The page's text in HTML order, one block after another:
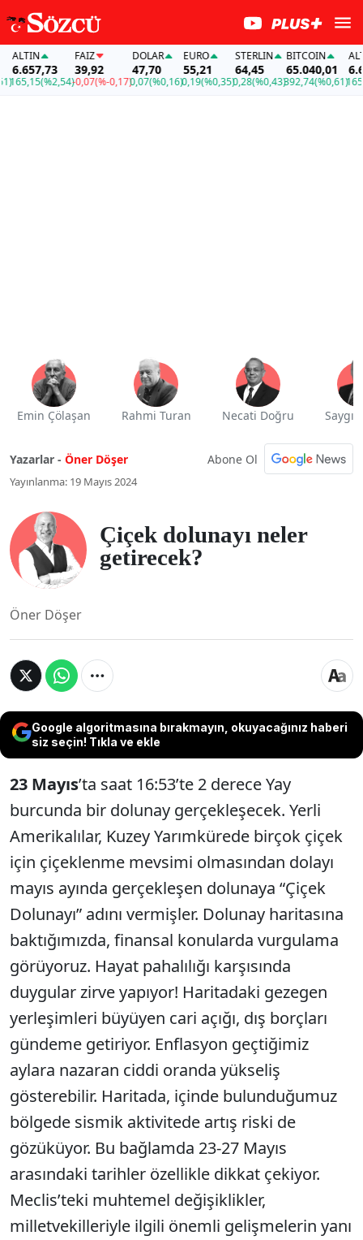
(%2,54)
39,92
-0,07(%-0,17)
DOLAR
47,70
0,07(%0,16)
EURO
55,21
0,19(%0,35)
STERLIN
64,45
0,28(%0,43)
BITCOIN
65.040,01
392,74(%0,61)
ALTIN
165,15
Emin Çölaşan Rahmi Turan Necati Doğru Saygı
Yazarlar - Öner Döşer Abone Ol
Yayınlanma: 19 Mayıs 2024
Çiçek dolunayı neler
getirecek?
Öner Döşer
Google algoritmasına bırakmayın, okuyacağınız haberi
siz seçin! Tıkla ve ekle
23 Mayıs’ta saat 16:53’te 2 derece Yay
burcunda bir dolunay gerçekleşecek. Yerli
Amerikalılar, Kuzey Yarımkürede birçok çiçek
için çiçeklenme mevsimi olmasından dolayı
mayıs ayında gerçekleşen dolunaya “Çiçek
Dolunayı” adını vermişler. Dolunay haritasına
baktığımızda, finansal konularda vurgulama
görüyoruz. Hayat pahalılığı karşısında
duygular zirve yapıyor! Haritadaki gezegen
yerleşimleri büyüyen cari açığı, dış borçları
gündeme getiriyor. Enflasyon geçtiğimiz
aylara nazaran ciddi oranda yükseliş
gösterebilir. Haritada, içinde bulunduğumuz
bölgede sismik aktivitede artış riski de
gözüküyor. Bu bağlamda 23-27 Mayıs
arasındaki tarihler özellikle dikkat çekiyor.
Meclis’teki muhtemel değişiklikler,
milletvekilleriyle ilgili önemli gelişmelerin yanı